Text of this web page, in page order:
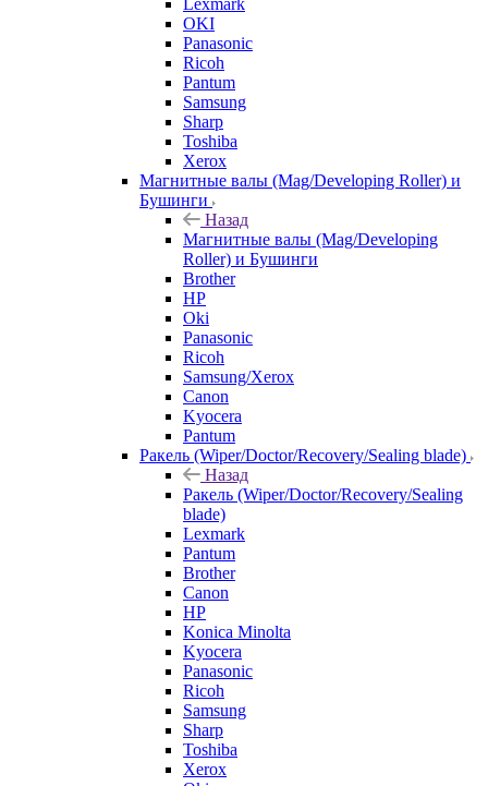
Lexmark
OKI
Panasonic
Ricoh
Pantum
Samsung
Sharp
Toshiba
Xerox
Магнитные валы (Mag/Developing Roller) и
Бушинги
Назад
Магнитные валы (Mag/Developing
Roller) и Бушинги
Brother
HP
Oki
Panasonic
Ricoh
Samsung/Xerox
Canon
Kyocera
Pantum
Ракель (Wiper/Doctor/Recovery/Sealing blade)
Назад
Ракель (Wiper/Doctor/Recovery/Sealing
blade)
Lexmark
Pantum
Brother
Canon
HP
Konica Minolta
Kyocera
Panasonic
Ricoh
Samsung
Sharp
Toshiba
Xerox